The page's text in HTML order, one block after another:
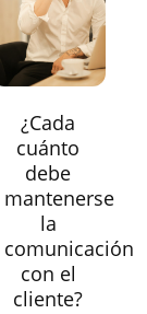
¿Cada
cuánto
debe
mantenerse
la
comunicación
con el
cliente?